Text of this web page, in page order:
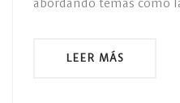
abordando temas como
LEER MÁS